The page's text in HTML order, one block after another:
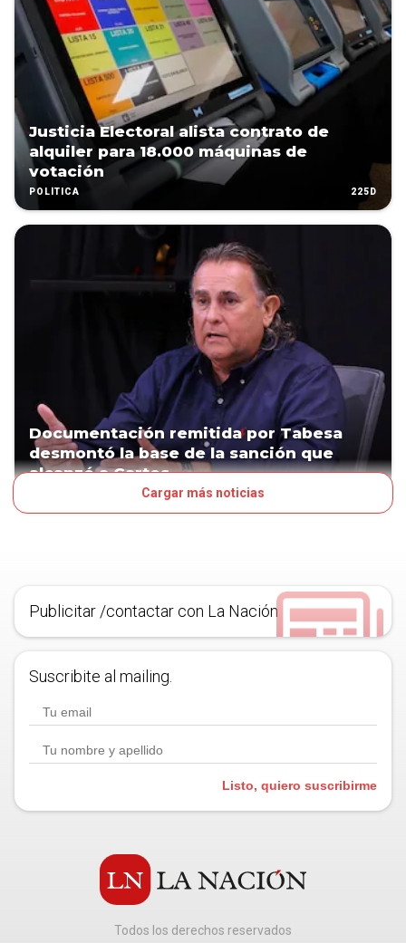
Justicia Electoral alista contrato de
alquiler para 18.000 máquinas de
votación
POLÍTICA 225D
Documentación remitida por Tabesa
desmontó la base de la sanción que
alcanzó a Cartes
Cargar más noticias
Publicitar /contactar con La Nación
Suscribite al mailing.
Listo, quiero suscribirme
Todos los derechos reservados